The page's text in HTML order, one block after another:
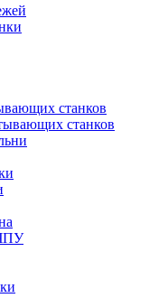
станков
станков